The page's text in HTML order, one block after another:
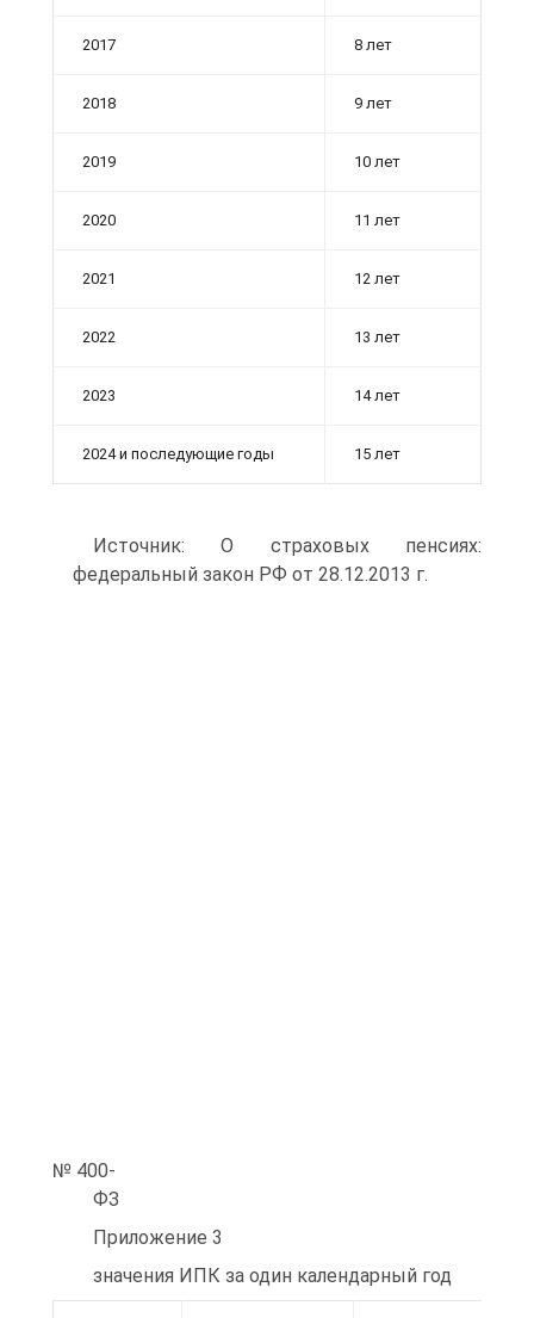
2017 8 лет
2018 9 лет
2019 10 лет
2020 11 лет
2021 12 лет
2022 13 лет
2023 14 лет
2024 и последующие годы 15 лет
Источник: О страховых пенсиях:
федеральный закон РФ от 28.12.2013 г.
№ 400-
ФЗ
Приложение 3
значения ИПК за один календарный год